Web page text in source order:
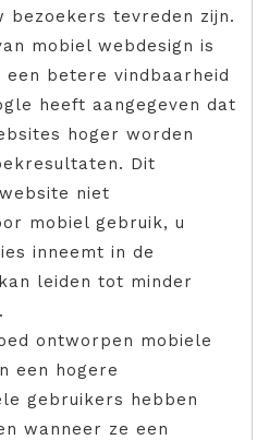
bezoekers tevreden zijn.
mobiel webdesign is
betere vindbaarheid
heeft aangegeven dat
hoger worden
Dit
niet
mobiel gebruik, u
inneemt in de
leiden tot minder
ontworpen mobiele
een hogere
gebruikers hebben
wanneer ze een